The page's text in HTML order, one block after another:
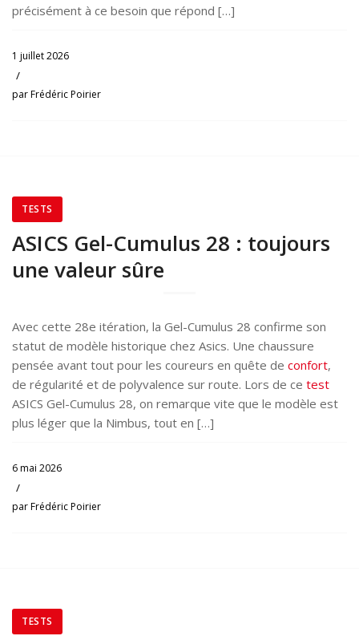
précisément à ce besoin que répond […]
1 juillet 2026
/
parFrédéric Poirier
TESTS
ASICS Gel-Cumulus 28 : toujours
une valeur sûre
Avec cette 28e itération, la Gel-Cumulus 28 confirme son
statut de modèle historique chez Asics. Une chaussure
pensée avant tout pour les coureurs en quête de confort,
de régularité et de polyvalence sur route. Lors de ce test
ASICS Gel-Cumulus 28, on remarque vite que le modèle est
plus léger que la Nimbus, tout en […]
6 mai 2026
/
parFrédéric Poirier
TESTS